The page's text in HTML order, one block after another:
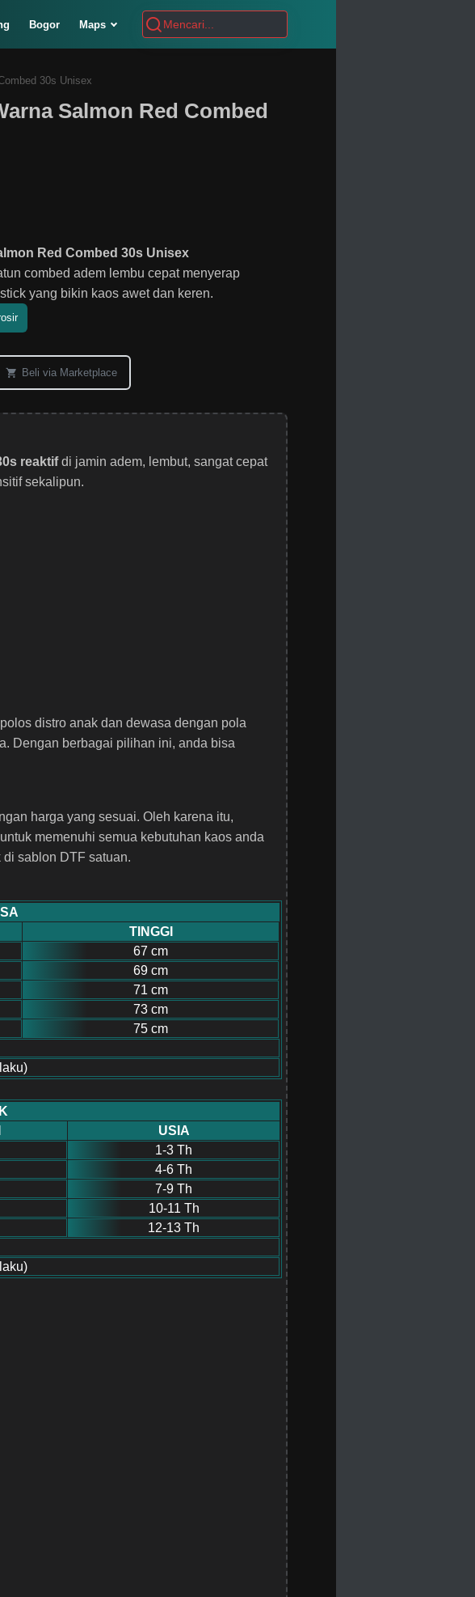
Bogor Maps
30s Unisex
Salmon Red Combed
Red Combed 30s Unisex
combed adem lembu cepat menyerap
yang bikin kaos awet dan keren.
Beli via Marketplace
reaktifdi jamin adem, lembut, sangat cepat
sekalipun.
distro anak dan dewasa dengan pola
Dengan berbagai pilihan ini, anda bisa
harga yang sesuai. Oleh karena itu,
memenuhi semua kebutuhan kaos anda
sablon DTF satuan.
TINGGI
67 cm
69 cm
71 cm
73 cm
75 cm
USIA
1-3 Th
4-6 Th
7-9 Th
10-11 Th
12-13 Th